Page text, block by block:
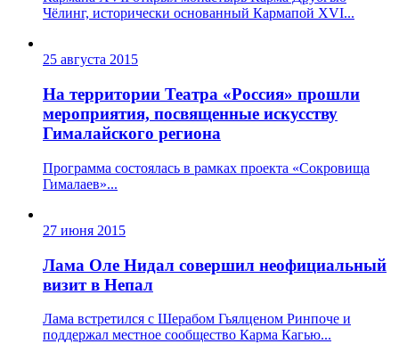
Чёлинг, исторически основанный Кармапой XVI...
25 августа 2015
На территории Театра «Россия» прошли
мероприятия, посвященные искусству
Гималайского региона
Программа состоялась в рамках проекта «Сокровища
Гималаев»...
27 июня 2015
Лама Оле Нидал совершил неофициальный
визит в Непал
Лама встретился с Шерабом Гьялценом Ринпоче и
поддержал местное сообщество Карма Кагью...